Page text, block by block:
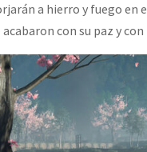
a hierro y fuego en
con su paz y